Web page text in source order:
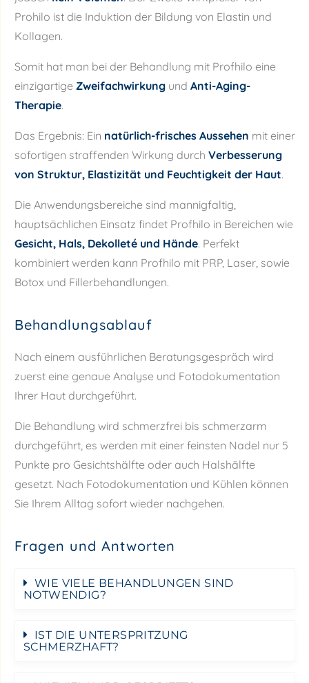
Prohilo ist die Induktion der Bildung von Elastin und
Kollagen.
Somit hat man bei der Behandlung mit Profhilo eine
einzigartige Zweifachwirkung und Anti-Aging-
Therapie.
Das Ergebnis: Ein natürlich-frisches Aussehen mit einer
sofortigen straffenden Wirkung durch Verbesserung
von Struktur, Elastizität und Feuchtigkeit der Haut.
Die Anwendungsbereiche sind mannigfaltig,
hauptsächlichen Einsatz findet Profhilo in Bereichen wie
Gesicht, Hals, Dekolleté und Hände. Perfekt
kombiniert werden kann Profhilo mit PRP, Laser, sowie
Botox und Fillerbehandlungen.
Behandlungsablauf
Nach einem ausführlichen Beratungsgespräch wird
zuerst eine genaue Analyse und Fotodokumentation
Ihrer Haut durchgeführt.
Die Behandlung wird schmerzfrei bis schmerzarm
durchgeführt, es werden mit einer feinsten Nadel nur 5
Punkte pro Gesichtshälfte oder auch Halshälfte
gesetzt. Nach Fotodokumentation und Kühlen können
Sie Ihrem Alltag sofort wieder nachgehen.
Fragen und Antworten
WIE VIELE BEHANDLUNGEN SIND
NOTWENDIG?
IST DIE UNTERSPRITZUNG
SCHMERZHAFT?